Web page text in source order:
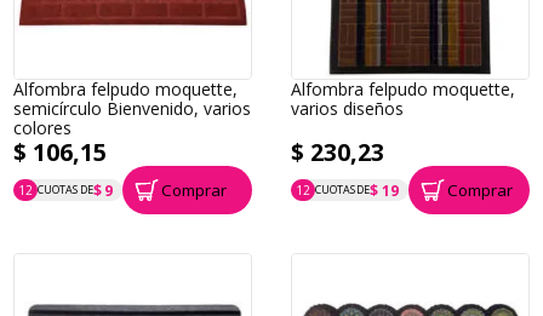
Alfombra felpudo moquette,
semicírculo Bienvenido, varios
colores
$ 106,15
12 CUOTAS DE$ 9
P.T.F. $ 106 Comprar
Alfombra felpudo moquette,
varios diseños
$ 230,23
12 CUOTAS DE$ 19
P.T.F. $ 230 Comprar